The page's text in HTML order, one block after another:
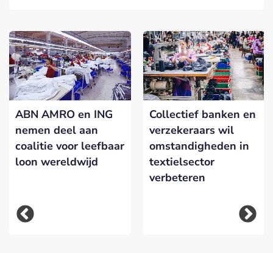
ABN AMRO en ING
nemen deel aan
coalitie voor leefbaar
loon wereldwijd
Collectief banken en
verzekeraars wil
omstandigheden in
textielsector
verbeteren